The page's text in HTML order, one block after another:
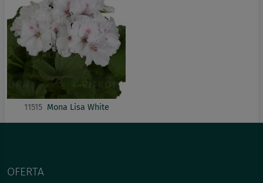
11515 Mona Lisa White
OFERTA